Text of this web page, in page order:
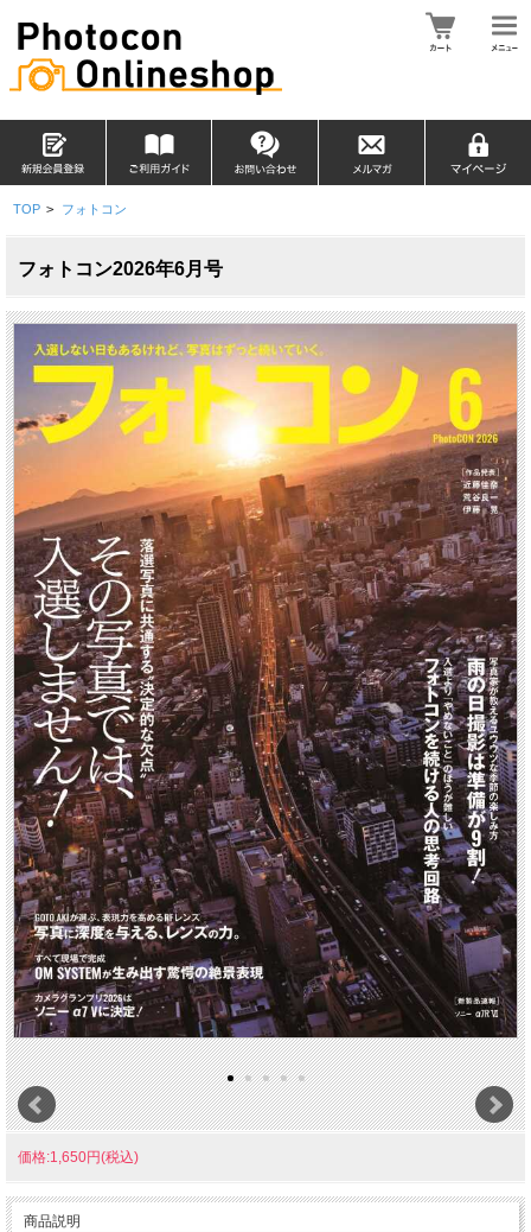
TOP > フォトコン
フォトコン2026年6月号
価格:1,650円(税込)
商品説明